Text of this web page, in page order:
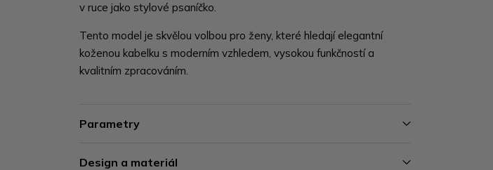
v ruce jako stylové psaníčko.
Tento model je skvělou volbou pro ženy, které hledají elegantní
koženou kabelku s moderním vzhledem, vysokou funkčností a
kvalitním zpracováním.
Parametry
Design a materiál